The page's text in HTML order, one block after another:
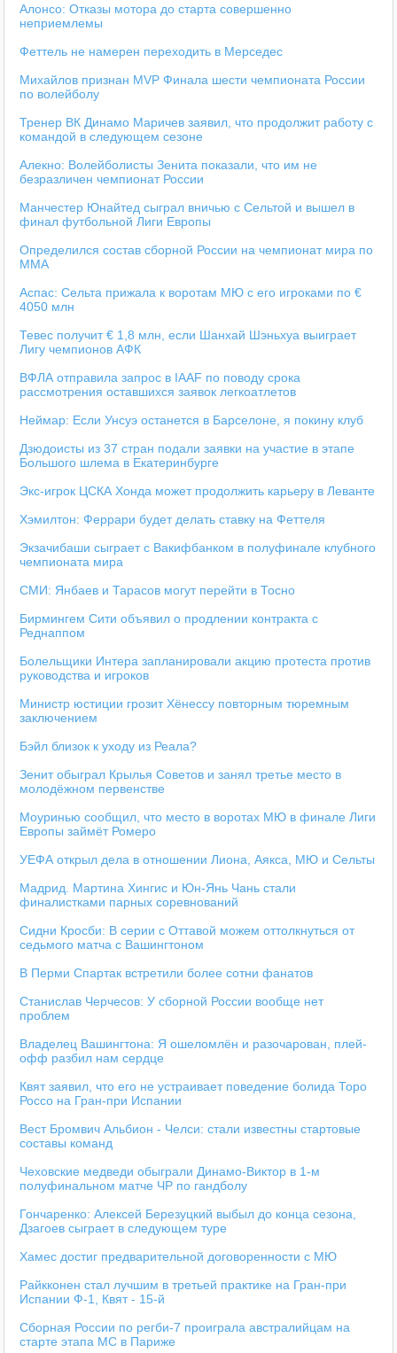
Алонсо: Отказы мотора до старта совершенно
неприемлемы
Феттель не намерен переходить в Мерседес
Михайлов признан MVP Финала шести чемпионата России
по волейболу
Тренер ВК Динамо Маричев заявил, что продолжит работу с
командой в следующем сезоне
Алекно: Волейболисты Зенита показали, что им не
безразличен чемпионат России
Манчестер Юнайтед сыграл вничью с Сельтой и вышел в
финал футбольной Лиги Европы
Определился состав сборной России на чемпионат мира по
ММА
Аспас: Сельта прижала к воротам МЮ с его игроками по €
4050 млн
Тевес получит € 1,8 млн, если Шанхай Шэньхуа выиграет
Лигу чемпионов АФК
ВФЛА отправила запрос в IAAF по поводу срока
рассмотрения оставшихся заявок легкоатлетов
Неймар: Если Унсуэ останется в Барселоне, я покину клуб
Дзюдоисты из 37 стран подали заявки на участие в этапе
Большого шлема в Екатеринбурге
Экс-игрок ЦСКА Хонда может продолжить карьеру в Леванте
Хэмилтон: Феррари будет делать ставку на Феттеля
Экзачибаши сыграет с Вакифбанком в полуфинале клубного
чемпионата мира
СМИ: Янбаев и Тарасов могут перейти в Тосно
Бирмингем Сити объявил о продлении контракта с
Реднаппом
Болельщики Интера запланировали акцию протеста против
руководства и игроков
Министр юстиции грозит Хёнессу повторным тюремным
заключением
Бэйл близок к уходу из Реала?
Зенит обыграл Крылья Советов и занял третье место в
молодёжном первенстве
Моуринью сообщил, что место в воротах МЮ в финале Лиги
Европы займёт Ромеро
УЕФА открыл дела в отношении Лиона, Аякса, МЮ и Сельты
Мадрид. Мартина Хингис и Юн-Янь Чань стали
финалистками парных соревнований
Сидни Кросби: В серии с Оттавой можем оттолкнуться от
седьмого матча с Вашингтоном
В Перми Спартак встретили более сотни фанатов
Станислав Черчесов: У сборной России вообще нет
проблем
Владелец Вашингтона: Я ошеломлён и разочарован, плей-
офф разбил нам сердце
Квят заявил, что его не устраивает поведение болида Торо
Россо на Гран-при Испании
Вест Бромвич Альбион - Челси: стали известны стартовые
составы команд
Чеховские медведи обыграли Динамо-Виктор в 1-м
полуфинальном матче ЧР по гандболу
Гончаренко: Алексей Березуцкий выбыл до конца сезона,
Дзагоев сыграет в следующем туре
Хамес достиг предварительной договоренности с МЮ
Райкконен стал лучшим в третьей практике на Гран-при
Испании Ф-1, Квят - 15-й
Сборная России по регби-7 проиграла австралийцам на
старте этапа МС в Париже